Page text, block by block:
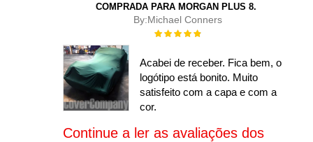
COMPRADA PARA MORGAN PLUS 8.
By:Michael Conners
Rating:
Acabei de receber. Fica bem, o
logótipo está bonito. Muito
satisfeito com a capa e com a
cor.
Continue a ler as avaliações dos